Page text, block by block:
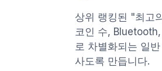
상위 랭킹된 "최고
코인 수,
로 차별화되는 일
사도록 만듭니다.